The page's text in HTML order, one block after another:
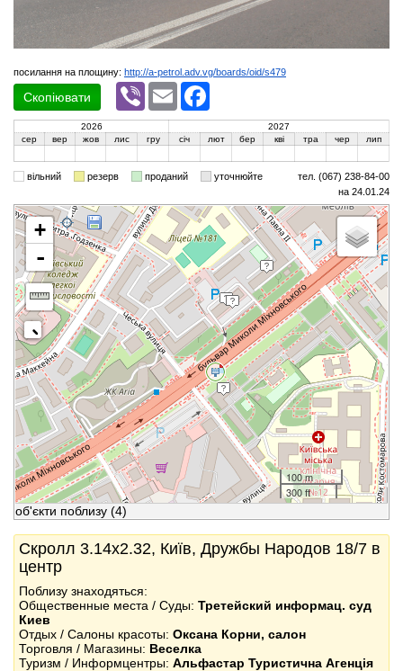
посилання на площину: http://a-petrol.adv.vg/boards/oid/s479
Скопіювати
Viber Email
2026
2027
сер
вер жов лис гру січ лют бер кві тра чер лип
вільний резерв проданий уточнюйте
тел. (067) 238-84-00
на 24.01.24
+
-
100 m
300 ft
об'єкти поблизу (4)
Скролл 3.14x2.32, Київ, Дружбы Народов 18/7 в
центр
Поблизу знаходяться:
Общественные места / Суды: Третейский информац. суд
Киев
Отдых / Салоны красоты: Оксана Корни, салон
Торговля / Магазины: Веселка
Туризм / Информцентры: Альфастар Туристична Агенція